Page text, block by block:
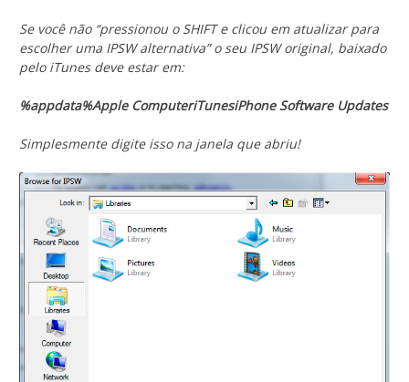
Se você não “pressionou o SHIFT e clicou em atualizar para
escolher uma IPSW alternativa” o seu IPSW original, baixado
pelo iTunes deve estar em:
%appdata%Apple ComputeriTunesiPhone Software Updates
Simplesmente digite isso na janela que abriu!